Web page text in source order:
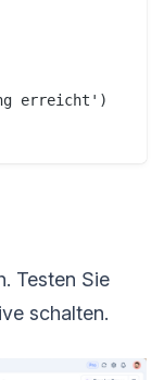
erreicht')
Testen Sie
schalten.